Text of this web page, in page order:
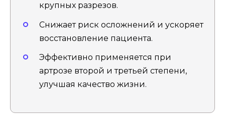
крупных разрезов.
Снижает риск осложнений и ускоряет
восстановление пациента.
Эффективно применяется при
артрозе второй и третьей степени,
улучшая качество жизни.